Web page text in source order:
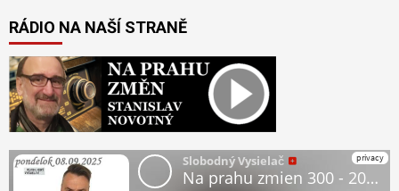
RÁDIO NA NAŠÍ STRANĚ